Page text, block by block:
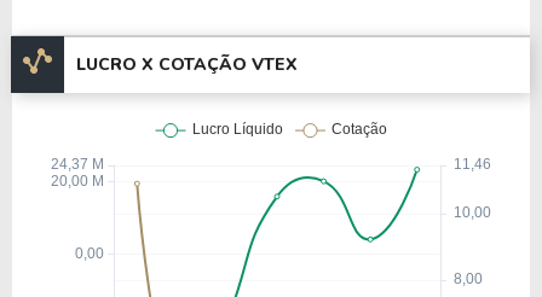
internacional da empresa, com início de operações
em novos mercados da América Latina.
No ano de 2015, a participação da Naspers foi
adquirida pela Riverwood Capital, e em 2019,
VTEX recebeu novo aporte de US$ 140
milhões dos fundos Softbank, Constellation e
Gávea, viabilizando novas aquisições e
ampliação de sua presença internacional.
LUCRO X COTAÇÃO VTEX